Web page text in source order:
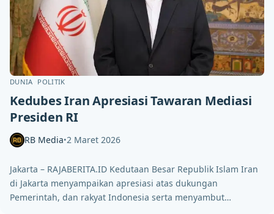
DUNIA POLITIK
Kedubes Iran Apresiasi Tawaran Mediasi
Presiden RI
RB Media•2 Maret 2026
Jakarta – RAJABERITA.ID Kedutaan Besar Republik Islam Iran
di Jakarta menyampaikan apresiasi atas dukungan
Pemerintah, dan rakyat Indonesia serta menyambut…